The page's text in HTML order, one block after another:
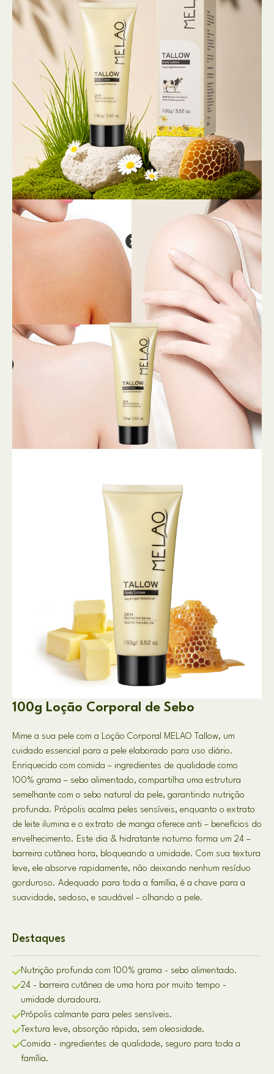
100g Loção Corporal de Sebo
Mime a sua pele com a Loção Corporal MELAO Tallow, um
cuidado essencial para a pele elaborado para uso diário.
Enriquecido com comida – ingredientes de qualidade como
100% grama – sebo alimentado, compartilha uma estrutura
semelhante com o sebo natural da pele, garantindo nutrição
profunda. Própolis acalma peles sensíveis, enquanto o extrato
de leite ilumina e o extrato de manga oferece anti – benefícios do
envelhecimento. Este dia & hidratante noturno forma um 24 –
barreira cutânea hora, bloqueando a umidade. Com sua textura
leve, ele absorve rapidamente, não deixando nenhum resíduo
gorduroso. Adequado para toda a família, é a chave para a
suavidade, sedoso, e saudável – olhando a pele.
Destaques
Nutrição profunda com 100% grama - sebo alimentado.
24 - barreira cutânea de uma hora por muito tempo -
umidade duradoura.
Própolis calmante para peles sensíveis.
Textura leve, absorção rápida, sem oleosidade.
Comida - ingredientes de qualidade, seguro para toda a
família.